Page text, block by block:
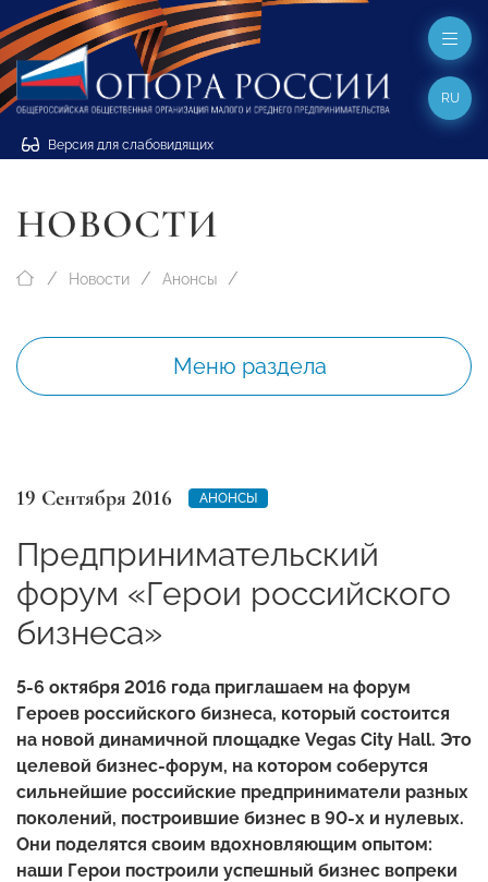
Версия для слабовидящих
RU
НОВОСТИ
Новости Анонсы
Меню раздела
19 Сентября 2016 АНОНСЫ
Предпринимательский
форум «Герои российского
бизнеса»
5-6 октября 2016 года приглашаем на форум
Героев российского бизнеса, который состоится
на новой динамичной площадке Vegas City Hall. Это
целевой бизнес-форум, на котором соберутся
сильнейшие российские предприниматели разных
поколений, построившие бизнес в 90-х и нулевых.
Они поделятся своим вдохновляющим опытом:
наши Герои построили успешный бизнес вопреки